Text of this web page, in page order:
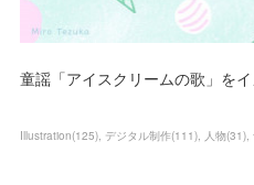
童謡「アイスクリームの歌」を
Illustration(125) デジタル制作(111) 人物(31)